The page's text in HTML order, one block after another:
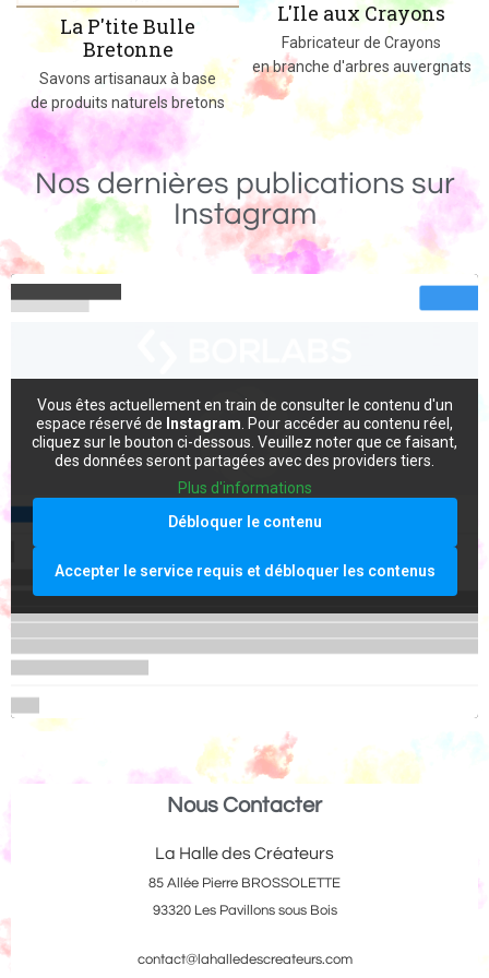
Bulle
à base
bretons
L'Ile aux Crayons
Fabricateur de Crayons
en branche d'arbres auvergnats
Des jeux, jouets
massif
Nos dernières publications sur
Instagram
Vous êtes actuellement en train de consulter le contenu d'un
espace réservé de Instagram . Pour accéder au contenu réel,
cliquez sur le bouton ci-dessous. Veuillez noter que ce faisant,
des données seront partagées avec des providers tiers.
Plus d'informations
Débloquer le contenu
Accepter le service requis et débloquer les contenus
Nous Contacter
La Halle des Créateurs
85 Allée Pierre BROSSOLETTE
93320 Les Pavillons sous Bois
contact@lahalledescreateurs.com